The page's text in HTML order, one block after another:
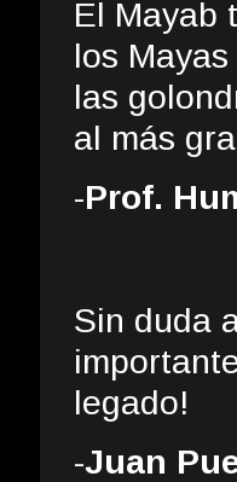
El Mayab
los
las
al más
-Prof.
Sin duda
legado!
-Juan